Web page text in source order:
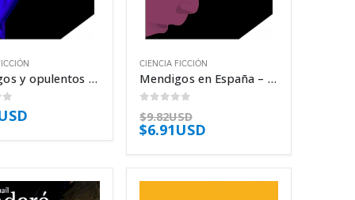
Mendigos y opulentos – Nancy Kress
5
CIENCIA FICCIÓN
Mendigos en España – Nancy Kress
$9.82USD
$6.91USD